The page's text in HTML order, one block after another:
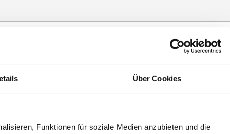
Über Cookies
Funktionen für soziale Medien anzubieten und die
Germany zu erhalten.(optional)
habe und mit ihrer Geltung einverstanden